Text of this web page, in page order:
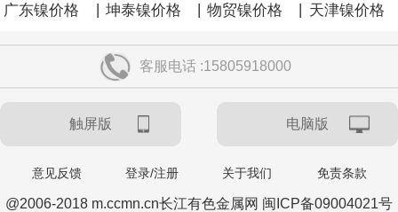
广东镍价格 | 坤泰镍价格 | 物贸镍价格 | 天津镍价格
客服电话 :15805918000
触屏版 电脑版
意见反馈 登录/注册 关于我们 免责条款
@2006-2018 m.ccmn.cn长江有色金属网 闽ICP备09004021号